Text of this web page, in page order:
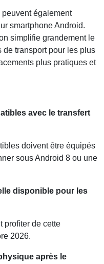
également
smartphone Android.
simplifie grandement le
de transport pour les plus
plus pratiques et
avec le transfert
doivent être équipés
sous Android 8 ou une
disponible pour les
profiter de cette
2026.
après le